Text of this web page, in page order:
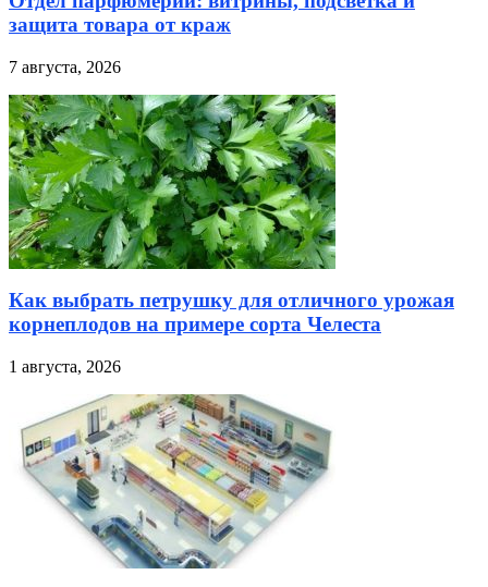
защита товара от краж
7 августа, 2026
Как выбрать петрушку для отличного урожая
корнеплодов на примере сорта Челеста
1 августа, 2026